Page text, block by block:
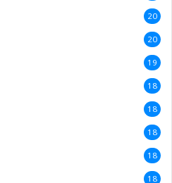
20
20
19
18
18
18
18
18